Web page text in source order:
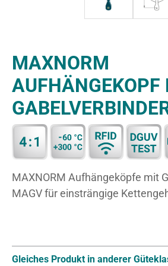
MAXNORM
AUFHÄNGEKOPF
MAXNORM Aufhängeköpfe mit
MAGV für einsträngige
Gleiches Produkt in anderer